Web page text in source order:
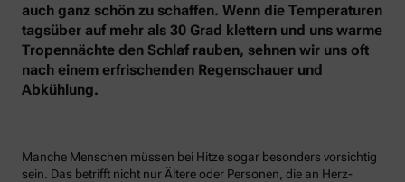
auch ganz schön zu schaffen. Wenn die Temperaturen
tagsüber auf mehr als 30 Grad klettern und uns warme
Tropennächte den Schlaf rauben, sehnen wir uns oft
nach einem erfrischenden Regenschauer und
Abkühlung.
Manche Menschen müssen bei Hitze sogar besonders vorsichtig
sein. Das betrifft nicht nur Ältere oder Personen, die an Herz-